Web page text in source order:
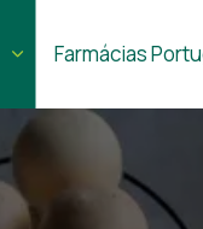
Farmácias